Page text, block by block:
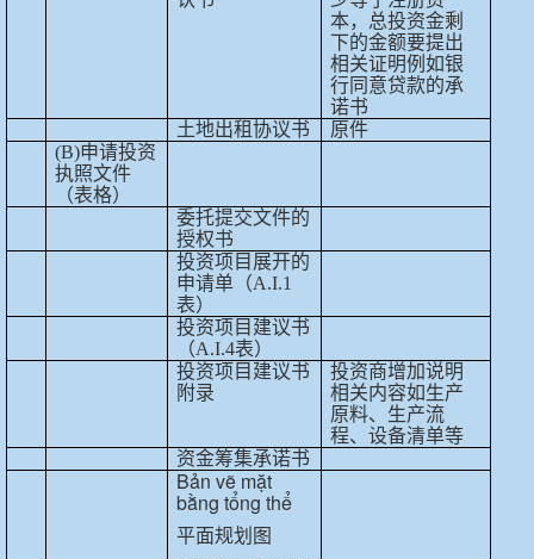
本，总投资金剩
下的金额要提出
相关证明例如银
行同意贷款的承
诺书
土地出租协议书
原件
(B)申请投资
执照文件
（表格）
委托提交文件的
授权书
投资项目展开的
申请单（A.I.1
表）
投资项目建议书
（A.I.4表）
投资项目建议书
附录
投资商增加说明
相关内容如生产
原料、生产流
程、设备清单等
资金筹集承诺书
Bản vẽ mặt
bằng tổng thể
平面规划图